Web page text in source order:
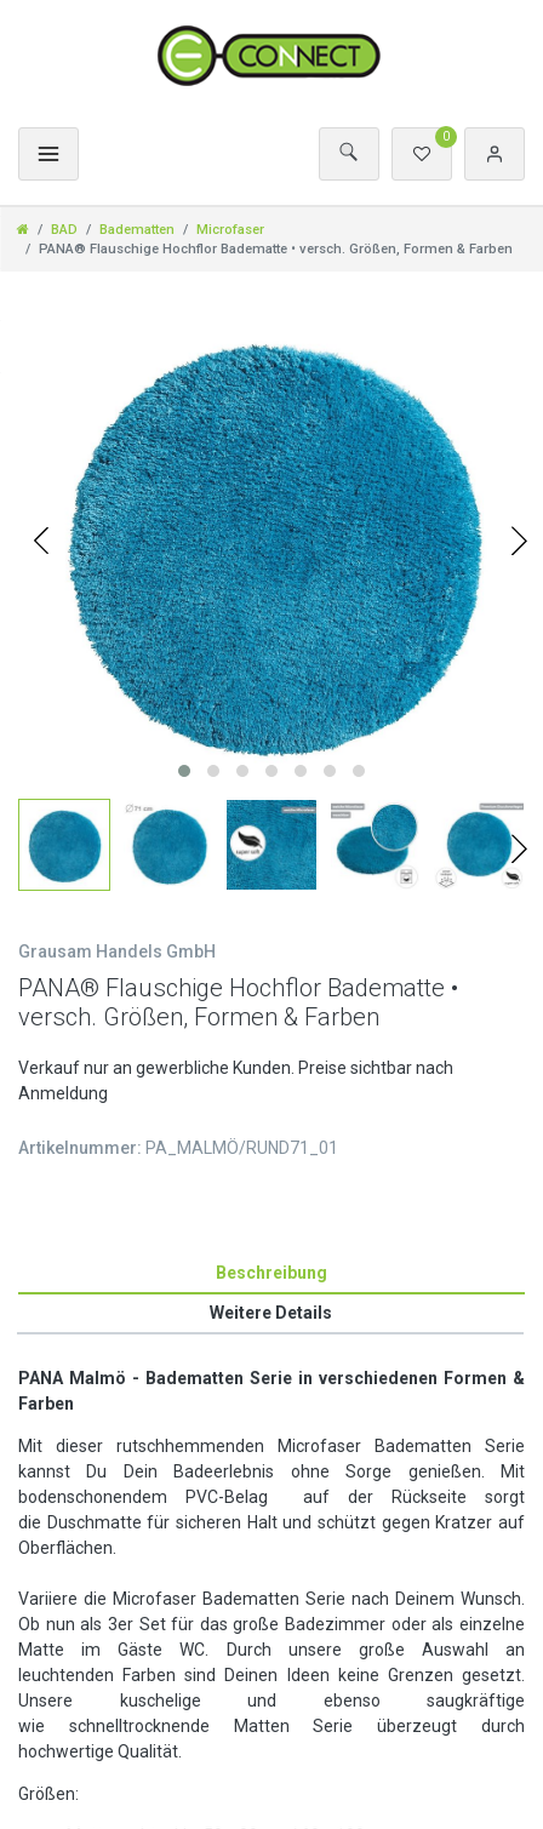
0
BAD Badematten
Microfaser
PANA® Flauschige Hochflor Badematte • versch. Größen, Formen & Farben
Grausam Handels GmbH
PANA® Flauschige Hochflor Badematte •
versch. Größen, Formen & Farben
Verkauf nur an gewerbliche Kunden. Preise sichtbar nach
Anmeldung
Artikelnummer: PA_MALMÖ/RUND71_01
Beschreibung
Weitere Details
PANA Malmö - Badematten Serie in verschiedenen Formen &
Farben
Mit dieser rutschhemmenden Microfaser Badematten Serie
kannst Du Dein Badeerlebnis ohne Sorge genießen. Mit
bodenschonendem PVC-Belag auf der Rückseite sorgt
die Duschmatte für sicheren Halt und schützt gegen Kratzer auf
Oberflächen.
Variiere die Microfaser Badematten Serie nach Deinem Wunsch.
Ob nun als 3er Set für das große Badezimmer oder als einzelne
Matte im Gäste WC. Durch unsere große Auswahl an
leuchtenden Farben sind Deinen Ideen keine Grenzen gesetzt.
Unsere kuschelige und ebenso saugkräftige
wie schnelltrocknende Matten Serie überzeugt durch
hochwertige Qualität.
Größen: